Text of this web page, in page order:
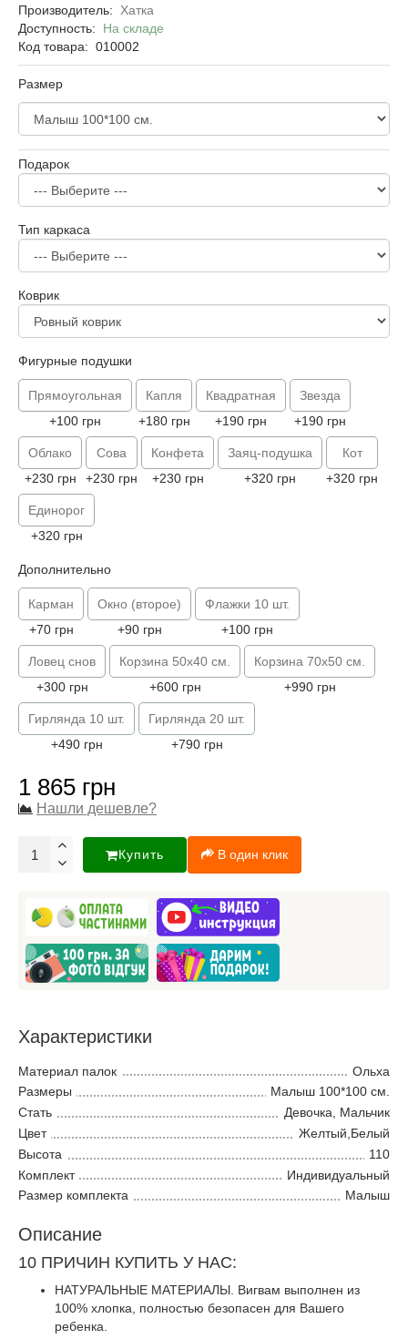
Производитель:
Хатка
Доступность: На складе
Код товара: 010002
Размер
Подарок
Тип каркаса
Коврик
Фигурные подушки
Прямоугольная
+100 грн
Капля
+180 грн
Квадратная
+190 грн
Звезда
+190 грн
Облако
+230 грн
Сова
+230 грн
Конфета
+230 грн
Заяц-подушка
+320 грн
Кот
+320 грн
Единорог
+320 грн
Дополнительно
Карман
+70 грн
Окно (второе)
+90 грн
Флажки 10 шт.
+100 грн
Ловец снов
+300 грн
Корзина 50х40 см.
+600 грн
Корзина 70х50 см.
+990 грн
Гирлянда 10 шт.
+490 грн
Гирлянда 20 шт.
+790 грн
1 865 грн
Нашли дешевле?
Купить В один клик
Характеристики
Материал палок
Ольха
Размеры
Малыш 100*100 см.
Стать
Девочка, Мальчик
Цвет
Желтый,Белый
Высота
110
Комплект
Индивидуальный
Размер комплекта
Малыш
Описание
10 ПРИЧИН КУПИТЬ У НАС:
НАТУРАЛЬНЫЕ МАТЕРИАЛЫ. Вигвам выполнен из
100% хлопка, полностью безопасен для Вашего
ребенка.